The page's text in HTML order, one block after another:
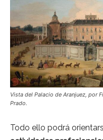
Vista del Palacio de Aranjuez, por
Prado.
Todo ello podrá